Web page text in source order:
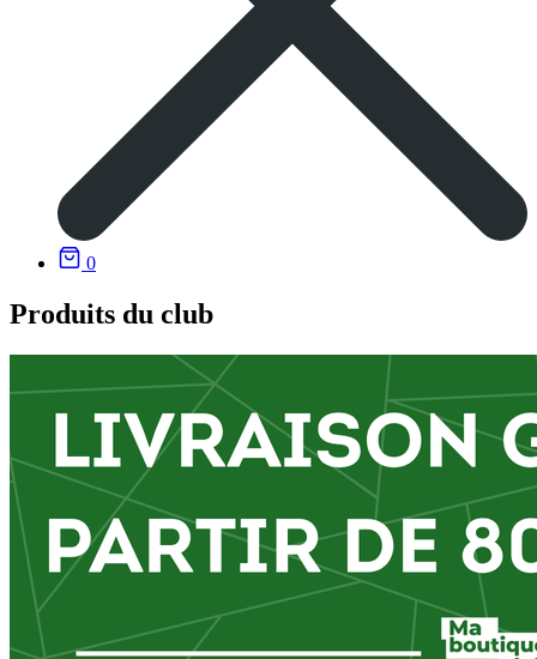
0
Produits du club